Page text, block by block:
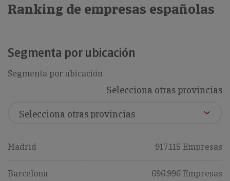
Ranking de empresas españolas
Segmenta por ubicación
Segmenta por ubicación
Selecciona otras provincias
Madrid 917,115 Empresas
Barcelona 696,996 Empresas